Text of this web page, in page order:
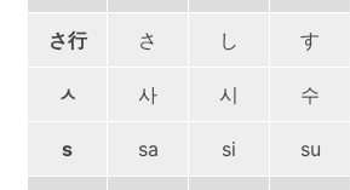
さ行 さ し す
ㅅ 사 시 수
s sa si su